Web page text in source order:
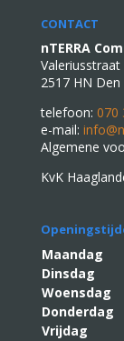
CONTACT
nTERRA
Valeriusstraat
2517 HN Den
telefoon: 070
e-mail:
Algemene
KvK
Dinsdag
Woensdag
Donderdag
Vrijdag